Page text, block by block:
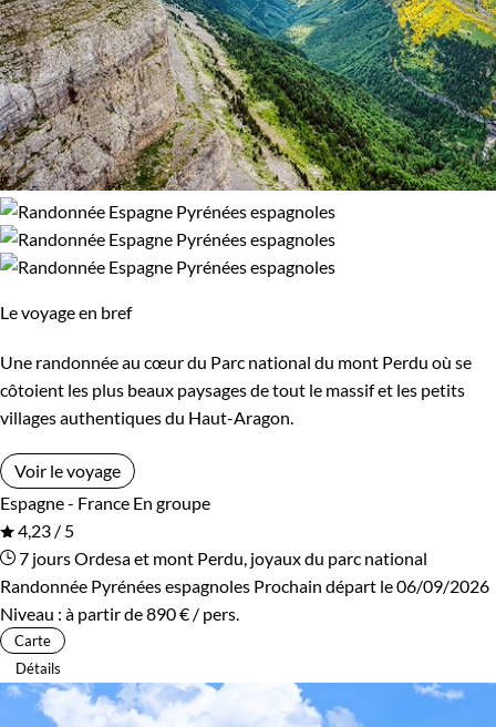
Le voyage en bref
Une randonnée au cœur du Parc national du mont Perdu où se
côtoient les plus beaux paysages de tout le massif et les petits
villages authentiques du Haut-Aragon.
Voir le voyage
Espagne - France En groupe
4,23 / 5
7 joursOrdesa et mont Perdu, joyaux du parc national
Randonnée Pyrénées espagnoles Prochain départ le 06/09/2026
Niveau : à partir de890 € / pers.
Carte
Détails